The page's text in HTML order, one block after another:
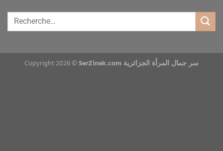
Copyright 2026 © SerZinek.com سر جمال المرأة الجزائرية